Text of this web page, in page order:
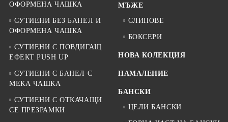
ОФОРМЕНА ЧАШКА
СУТИЕНИ БЕЗ БАНЕЛ И
ОФОРМЕНА ЧАШКА
СУТИЕНИ С ПОВДИГАЩ
ЕФЕКТ PUSH UP
СУТИЕНИ С БАНЕЛ С
МЕКА ЧАШКА
СУТИЕНИ С ОТКАЧАЩИ
СЕ ПРЕЗРАМКИ
МЪЖЕ
СЛИПОВЕ
БОКСЕРИ
НОВА КОЛЕКЦИЯ
НАМАЛЕНИЕ
БАНСКИ
ЦЕЛИ БАНСКИ